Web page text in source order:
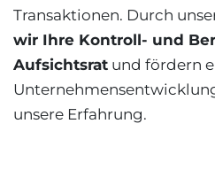
Transaktionen. Durch
wir Ihre Kontroll- und
Aufsichtsrat und fördern
unsere Erfahrung.